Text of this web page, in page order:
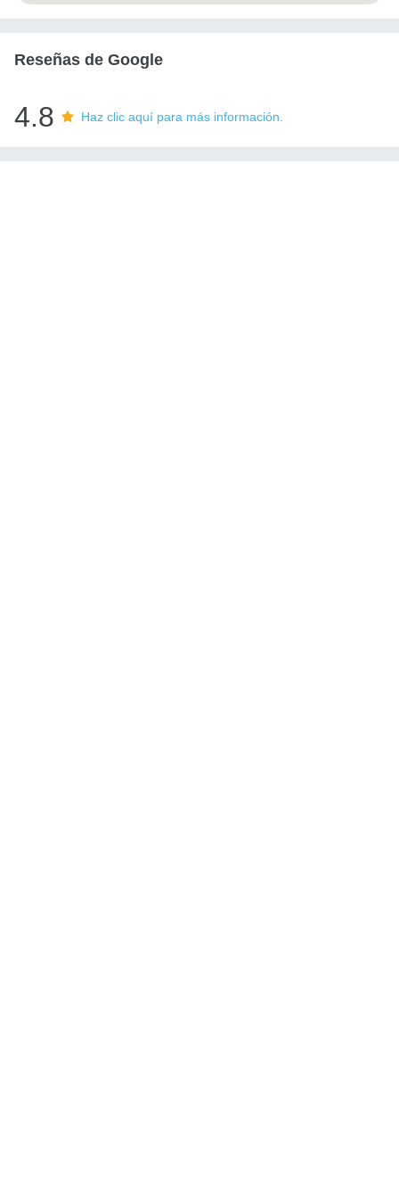
Reseñas de Google
4.8 Haz clic aquí para más información.